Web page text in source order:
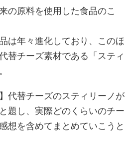
の原料を使用した食品のこ
は年々進化しており、このほ
替チーズ素材である「スティ
代替チーズのスティリーノが
題し、実際どのくらいのチー
想を含めてまとめていこうと